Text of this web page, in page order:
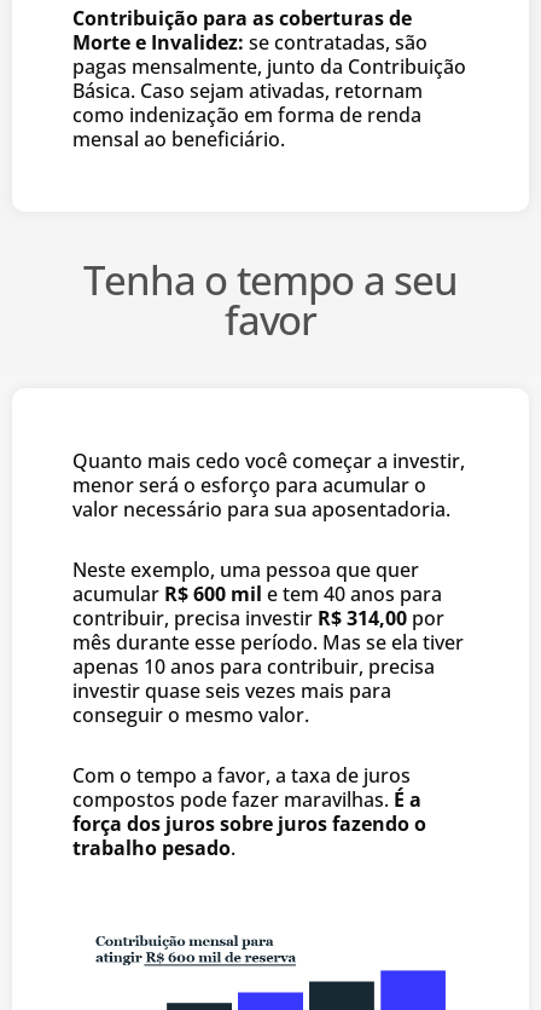
Contribuição para as coberturas de
Morte e Invalidez: se contratadas, são
pagas mensalmente, junto da Contribuição
Básica. Caso sejam ativadas, retornam
como indenização em forma de renda
mensal ao beneficiário.
Tenha o tempo a seu
favor
Quanto mais cedo você começar a investir,
menor será o esforço para acumular o
valor necessário para sua aposentadoria.
Neste exemplo, uma pessoa que quer
acumular R$ 600 mil e tem 40 anos para
contribuir, precisa investir R$ 314,00 por
mês durante esse período. Mas se ela tiver
apenas 10 anos para contribuir, precisa
investir quase seis vezes mais para
conseguir o mesmo valor.
Com o tempo a favor, a taxa de juros
compostos pode fazer maravilhas. É a
força dos juros sobre juros fazendo o
trabalho pesado.